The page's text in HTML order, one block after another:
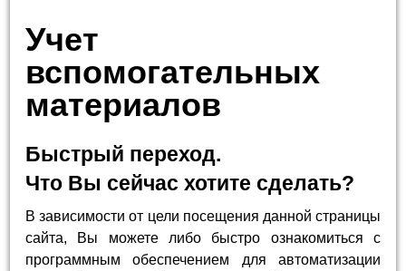
Учет
вспомогательных
материалов
Быстрый переход.
Что Вы сейчас хотите сделать?
В зависимости от цели посещения данной страницы
сайта, Вы можете либо быстро ознакомиться с
программным обеспечением для автоматизации